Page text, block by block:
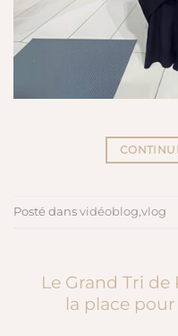
Posté dans vidéoblog,vlog
Le Grand Tri
la place